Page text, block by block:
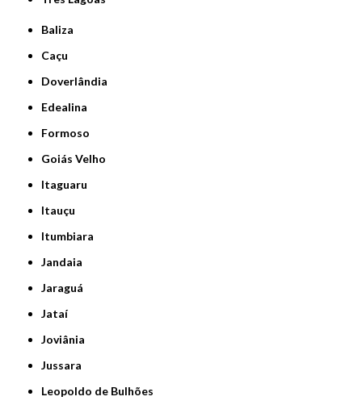
Baliza
Caçu
Doverlândia
Edealina
Formoso
Goiás Velho
Itaguaru
Itauçu
Itumbiara
Jandaia
Jaraguá
Jataí
Joviânia
Jussara
Leopoldo de Bulhões